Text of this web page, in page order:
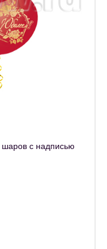
шаров с надписью